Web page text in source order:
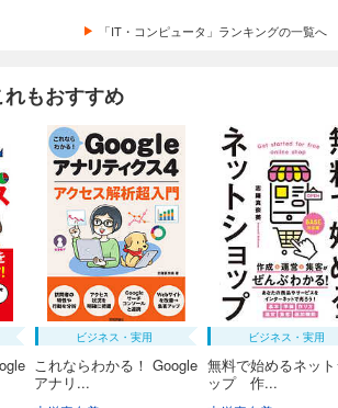
「IT・コンピュータ」ランキングの一覧へ
もおすすめ
ビジネス・実用
これならわかる！ Google
アナリ...
ビジネス・実用
無料で始めるネッ
ップ 作...